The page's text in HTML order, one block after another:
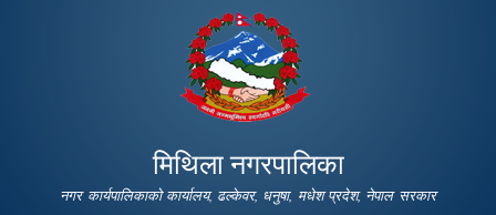
Skip to
main
content
मिथिला नगरपालिका
नगर कार्यपालिकाको कार्यालय, ढल्केवर, धनुषा, मधेश प्रदेश, नेपाल सरकार